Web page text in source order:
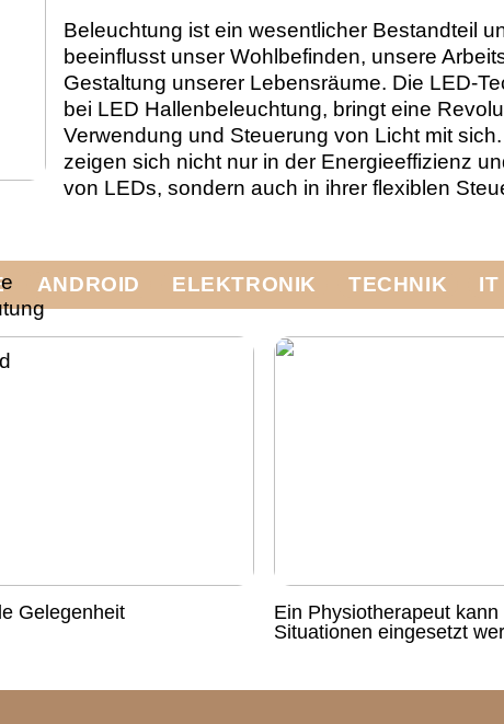
Beleuchtung ist ein wesentlicher Bestandteil
beeinflusst unser Wohlbefinden, unsere
Gestaltung unserer Lebensräume. Die LED-
bei LED Hallenbeleuchtung, bringt eine
Verwendung und Steuerung von Licht mit
zeigen sich nicht nur in der Energieeffizienz
von LEDs, sondern auch in ihrer flexiblen
ANDROID ELEKTRONIK TECHNIK IT
Gelegenheit
Ein Physiotherapeut kann
Situationen eingesetzt